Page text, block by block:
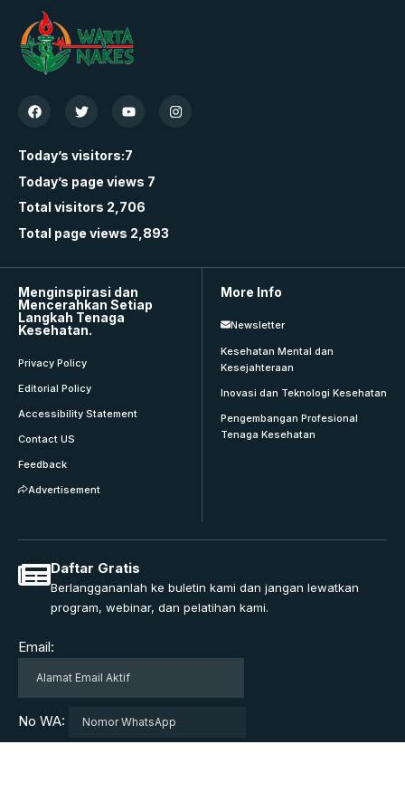
Today’s visitors:7
Today’s page views 7
Total visitors 2,706
Total page views 2,893
Menginspirasi dan
Mencerahkan Setiap
Langkah Tenaga
Kesehatan.
Privacy Policy
Editorial Policy
Accessibility Statement
Contact US
Feedback
Advertisement
More Info
Newsletter
Kesehatan Mental dan
Kesejahteraan
Inovasi dan Teknologi Kesehatan
Pengembangan Profesional
Tenaga Kesehatan
Daftar Gratis
Berlanggananlah ke buletin kami dan jangan lewatkan
program, webinar, dan pelatihan kami.
Email:
No WA: